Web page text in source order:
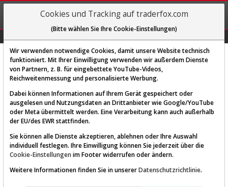
REGIS-
TRIEREN
Diese Funktion ist nur für
AKTIEN-TERMINAL
Cookies und Tracking auf traderfox.com
(Bitte wählen Sie Ihre Cookie-Einstellungen)
Wir verwenden notwendige Cookies, damit unsere Website technisch
funktioniert. Mit Ihrer Einwilligung verwenden wir außerdem Dienste
von Partnern, z. B. für eingebettete YouTube-Videos,
Reichweitenmessung und personalisierte Werbung.
Dabei können Informationen auf Ihrem Gerät gespeichert oder
ausgelesen und Nutzungsdaten an Drittanbieter wie Google/YouTube
oder Meta übermittelt werden. Eine Verarbeitung kann auch außerhalb
der EU/des EWR stattfinden.
Sie können alle Dienste akzeptieren, ablehnen oder Ihre Auswahl
individuell festlegen. Ihre Einwilligung können Sie jederzeit über die
Cookie-Einstellungen im Footer widerrufen oder ändern.
Weitere Informationen finden Sie in unsererDatenschutzrichtlinie.